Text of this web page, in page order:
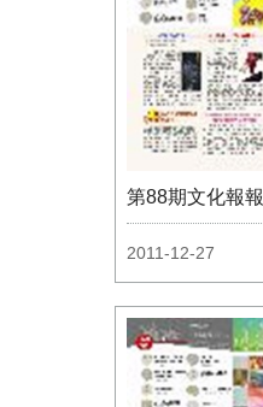
第88期文化報報
2011-12-27